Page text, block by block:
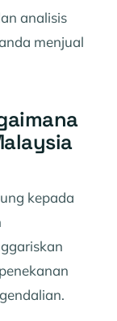
analisis
menjual
kepada